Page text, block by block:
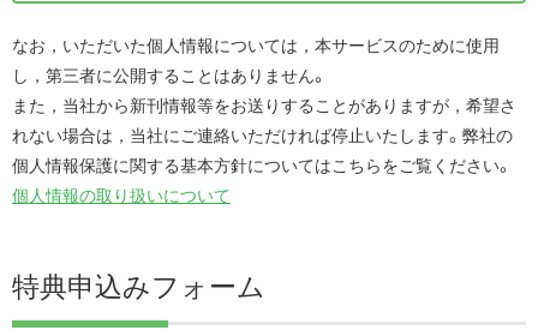
なお，いただいた個人情報については，本サービスのために使用
し，第三者に公開することはありません。
また，当社から新刊情報等をお送りすることがありますが，希望さ
れない場合は，当社にご連絡いただければ停止いたします。弊社の
個人情報保護に関する基本方針についてはこちらをご覧ください。
個人情報の取り扱いについて
特典申込みフォーム